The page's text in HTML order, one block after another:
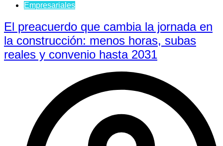
Empresariales
El preacuerdo que cambia la jornada en
la construcción: menos horas, subas
reales y convenio hasta 2031